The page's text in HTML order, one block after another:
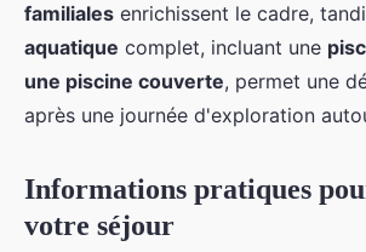
familiales enrichissent le cadre,
aquatique complet, incluant une
une piscine couverte, permet une
après une journée d'exploration
Informations pratiques
votre séjour